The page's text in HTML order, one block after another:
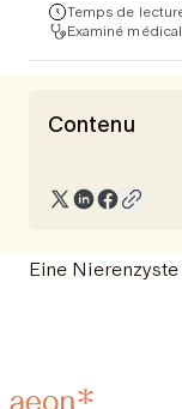
Temps de
Examiné
Contenu
Eine